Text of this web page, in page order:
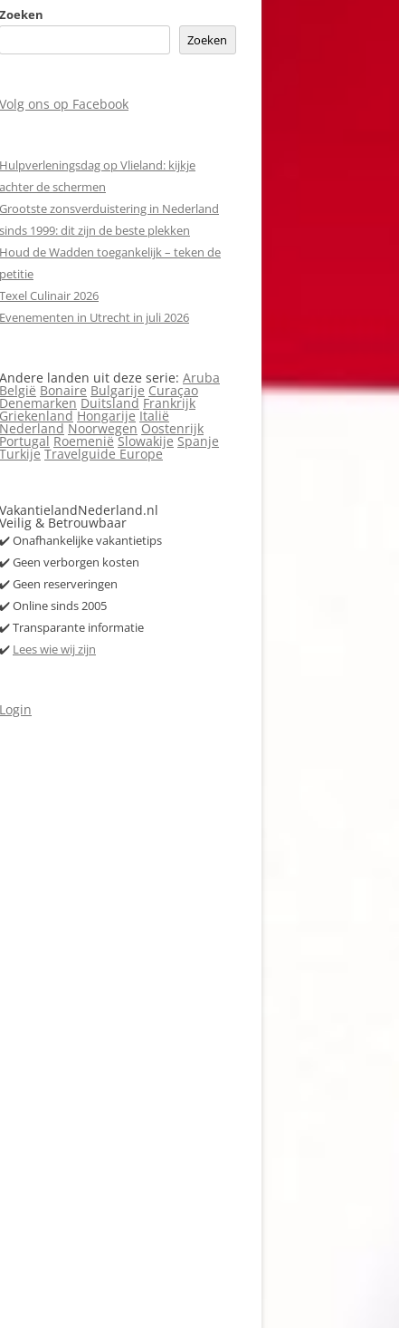
Zoeken
Zoeken
Volg ons op Facebook
Hulpverleningsdag op Vlieland: kijkje
achter de schermen
Grootste zonsverduistering in Nederland
sinds 1999: dit zijn de beste plekken
Houd de Wadden toegankelijk – teken de
petitie
Texel Culinair 2026
Evenementen in Utrecht in juli 2026
Andere landen uit deze serie: Aruba
België Bonaire Bulgarije Curaçao
Denemarken Duitsland Frankrijk
Griekenland Hongarije Italië
Nederland Noorwegen Oostenrijk
Portugal Roemenië Slowakije Spanje
Turkije Travelguide Europe
VakantielandNederland.nl
Veilig & Betrouwbaar
✔️ Onafhankelijke vakantietips
✔️ Geen verborgen kosten
✔️ Geen reserveringen
✔️ Online sinds 2005
✔️ Transparante informatie
✔️ Lees wie wij zijn
Login